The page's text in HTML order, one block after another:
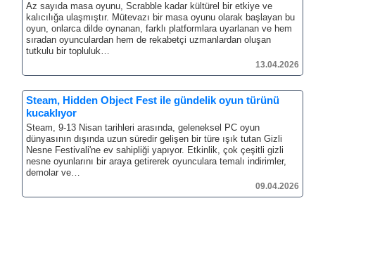
Az sayıda masa oyunu, Scrabble kadar kültürel bir etkiye ve
kalıcılığa ulaşmıştır. Mütevazı bir masa oyunu olarak başlayan bu
oyun, onlarca dilde oynanan, farklı platformlara uyarlanan ve hem
sıradan oyunculardan hem de rekabetçi uzmanlardan oluşan
tutkulu bir topluluk…
13.04.2026
Steam, Hidden Object Fest ile gündelik oyun türünü
kucaklıyor
Steam, 9-13 Nisan tarihleri arasında, geleneksel PC oyun
dünyasının dışında uzun süredir gelişen bir türe ışık tutan Gizli
Nesne Festivali'ne ev sahipliği yapıyor. Etkinlik, çok çeşitli gizli
nesne oyunlarını bir araya getirerek oyunculara temalı indirimler,
demolar ve…
09.04.2026